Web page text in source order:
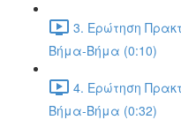
3. Ερώτηση
Βήμα-Βήμα (0:10)
4. Ερώτηση
Βήμα-Βήμα (0:32)